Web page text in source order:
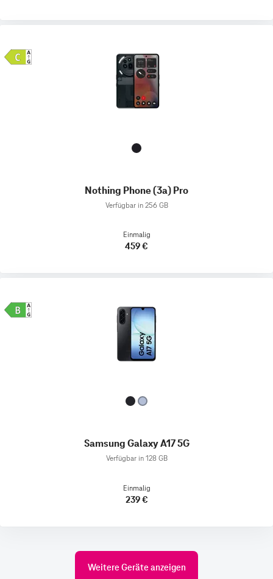
Nothing Phone (3a) Pro
Verfügbar in 256 GB
Einmalig
459 €
Samsung Galaxy A17 5G
Verfügbar in 128 GB
Einmalig
239 €
Weitere Geräte anzeigen